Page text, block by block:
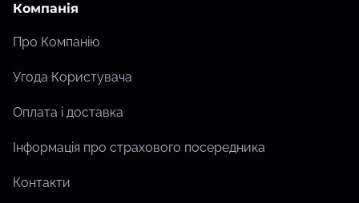
Компанія
Про Компанію
Угода Користувача
Оплата і доставка
Інформація про страхового посередника
Контакти